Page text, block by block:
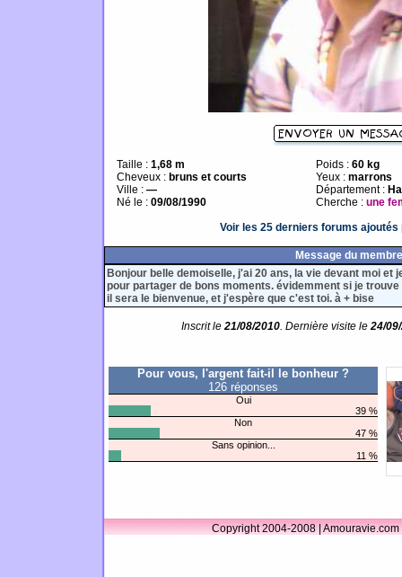
Taille : 1,68 m
Cheveux : bruns et courts
Ville : —
Né le : 09/08/1990
Poids : 60 kg
Yeux : marrons
Département :
Cherche : une
Voir les 25 derniers forums ajoutés
Message du membre
Bonjour belle demoiselle, j'ai 20 ans, la vie devant moi et
pour partager de bons moments. évidemment si je
il sera le bienvenue, et j'espère que c'est toi. à + bise
Inscrit le21/08/2010. Dernière visite le24/
Pour vous, l'argent fait-il le bonheur ?
126 réponses
Oui
39 %
Non
47 %
Sans opinion...
11 %
Copyright 2004-2008 |